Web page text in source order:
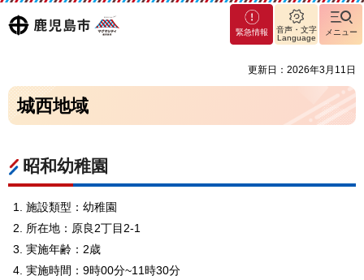
鹿児島
マグ
マシ
緊急情報
音声・文字
Language
メニュー
更新日：2026年3月11日
城西地域
昭和幼稚園
施設類型：幼稚園
所在地：原良2丁目2-1
実施年齢：2歳
実施時間：9時00分~11時30分